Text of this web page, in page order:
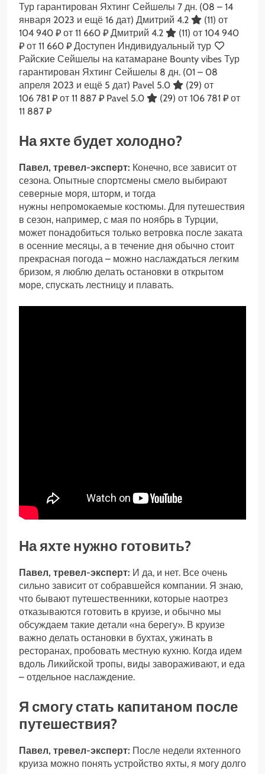
Тур гарантирован Яхтинг Сейшелы 7 дн. (08 – 14
января 2023 и ещё 16 дат) Дмитрий 4.2 (11) от
104 940 ₽ от 11 660 ₽ Дмитрий 4.2 (11) от 104 940
₽ от 11 660 ₽ Доступен Индивидуальный тур
Райские Сейшелы на катамаране Bounty vibes Тур
гарантирован Яхтинг Сейшелы 8 дн. (01 – 08
апреля 2023 и ещё 5 дат) Pavel 5.0 (29) от
106 781 ₽ от 11 887 ₽ Pavel 5.0 (29) от 106 781 ₽ от
11 887 ₽
На яхте будет холодно?
Павел, тревел-эксперт: Конечно, все зависит от
сезона. Опытные спортсмены смело выбирают
северные моря, шторм, и тогда
нужны непромокаемые костюмы. Для путешествия
в сезон, например, с мая по ноябрь в Турции,
может понадобиться только ветровка после заката
в осенние месяцы, а в течение дня обычно стоит
прекрасная погода – можно наслаждаться легким
бризом, я люблю делать остановки в открытом
море, спускать лестницу и плавать.
На яхте нужно готовить?
Павел, тревел-эксперт: И да, и нет. Все очень
сильно зависит от собравшейся компании. Я знаю,
что бывают путешественники, которые наотрез
отказываются готовить в круизе, и обычно мы
обсуждаем такие детали «на берегу». В круизе
важно делать остановки в бухтах, ужинать в
ресторанах, пробовать местную кухню. Когда идем
вдоль Ликийской тропы, виды завораживают, и еда
– отдельное наслаждение.
Я смогу стать капитаном после
путешествия?
Павел, тревел-эксперт: После недели яхтенного
круиза можно понять устройство яхты, я могу долго